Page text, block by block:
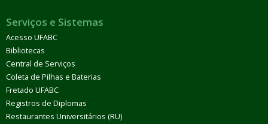
Serviços e Sistemas
Acesso UFABC
Bibliotecas
Central de Serviços
Coleta de Pilhas e Baterias
Fretado UFABC
Registros de Diplomas
Restaurantes Universitários (RU)